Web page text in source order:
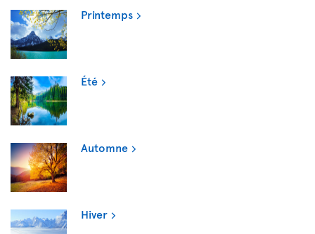
Printemps
Été
Automne
Hiver